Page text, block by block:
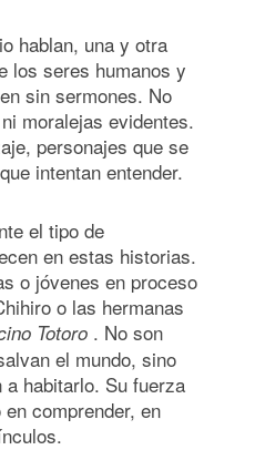
hablan, una y otra
los seres humanos y
sin sermones. No
moralejas evidentes.
personajes que se
intentan entender.
el tipo de
en estas historias.
o jóvenes en proceso
o las hermanas
Totoro . No son
el mundo, sino
a habitarlo. Su fuerza
comprender, en